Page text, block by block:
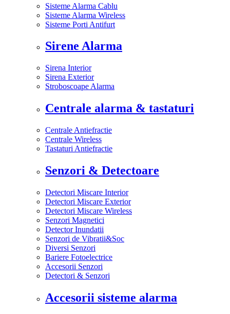
Sisteme Alarma Cablu
Sisteme Alarma Wireless
Sisteme Porti Antifurt
Sirene Alarma
Sirena Interior
Sirena Exterior
Stroboscoape Alarma
Centrale alarma & tastaturi
Centrale Antiefractie
Centrale Wireless
Tastaturi Antiefractie
Senzori & Detectoare
Detectori Miscare Interior
Detectori Miscare Exterior
Detectori Miscare Wireless
Senzori Magnetici
Detector Inundatii
Senzori de Vibratii&Soc
Diversi Senzori
Bariere Fotoelectrice
Accesorii Senzori
Detectori & Senzori
Accesorii sisteme alarma